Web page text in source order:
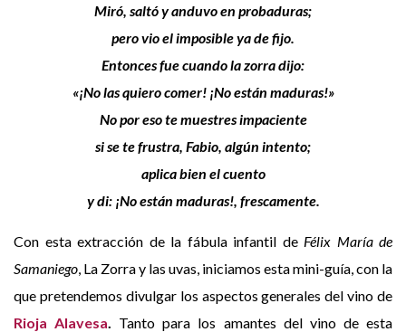
Miró, saltó y anduvo en probaduras;
pero vio el imposible ya de fijo.
Entonces fue cuando la zorra dijo:
«¡No las quiero comer! ¡No están maduras!»
No por eso te muestres impaciente
si se te frustra, Fabio, algún intento;
aplica bien el cuento
y di: ¡No están maduras!, frescamente.
Con esta extracción de la fábula infantil de Félix María de
Samaniego, La Zorra y las uvas, iniciamos esta mini-guía, con la
que pretendemos divulgar los aspectos generales del vino de
Rioja Alavesa. Tanto para los amantes del vino de esta